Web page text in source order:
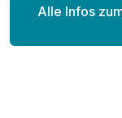
Alle Infos